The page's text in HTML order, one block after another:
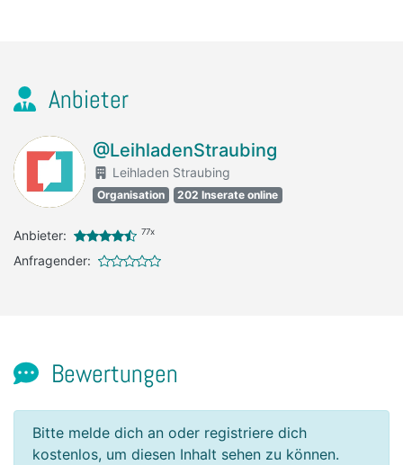
Anbieter
@LeihladenStraubing
Leihladen Straubing
Organisation 202 Inserate online
Anbieter: 77x
Anfragender:
Bewertungen
Bitte melde dich an oder registriere dich
kostenlos, um diesen Inhalt sehen zu können.